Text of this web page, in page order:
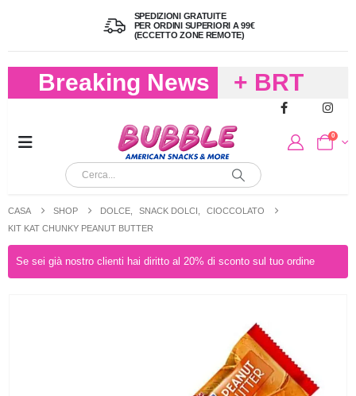
SPEDIZIONI GRATUITE
PER ORDINI SUPERIORI A 99€
(ECCETTO ZONE REMOTE)
Breaking News
+ BRT
FREDDO
PER
(FINO A 4,9
KG) –
0
CASA SHOP DOLCE SNACK DOLCI
CIOCCOLATO
KIT KAT CHUNKY PEANUT BUTTER
Se sei già nostro clienti hai diritto al 20% di sconto sul tuo ordine